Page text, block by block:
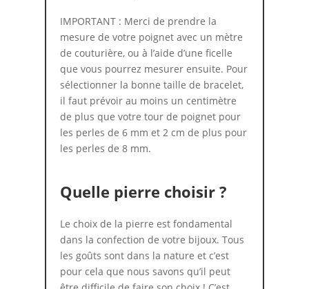
IMPORTANT : Merci de prendre la
mesure de votre poignet avec un mètre
de couturière, ou à l’aide d’une ficelle
que vous pourrez mesurer ensuite. Pour
sélectionner la bonne taille de bracelet,
il faut prévoir au moins un centimètre
de plus que votre tour de poignet pour
les perles de 6 mm et 2 cm de plus pour
les perles de 8 mm.
Quelle pierre choisir ?
Le choix de la pierre est fondamental
dans la confection de votre bijoux. Tous
les goûts sont dans la nature et c’est
pour cela que nous savons qu’il peut